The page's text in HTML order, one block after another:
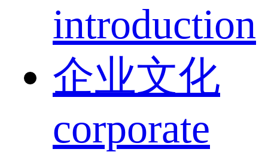
introduction
企业文化
corporate